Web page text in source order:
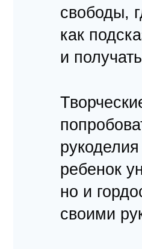
свободы,
как
и
ребенок
но и
своими